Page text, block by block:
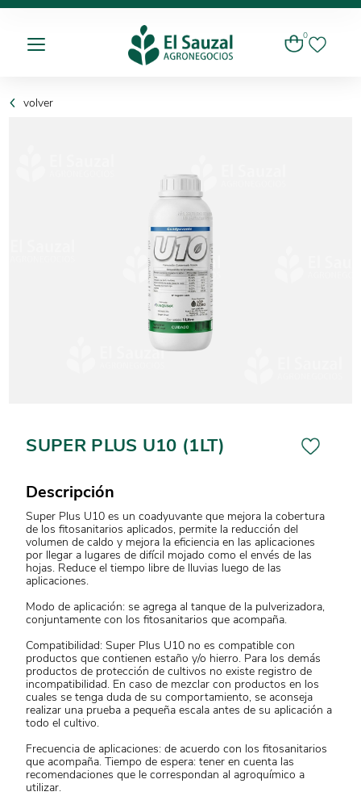
0
volver
SUPER PLUS U10 (1LT)
Descripción
Super Plus U10 es un coadyuvante que mejora la cobertura
de los fitosanitarios aplicados, permite la reducción del
volumen de caldo y mejora la eficiencia en las aplicaciones
por llegar a lugares de difícil mojado como el envés de las
hojas. Reduce el tiempo libre de lluvias luego de las
aplicaciones.
Modo de aplicación: se agrega al tanque de la pulverizadora,
conjuntamente con los fitosanitarios que acompaña.
Compatibilidad: Super Plus U10 no es compatible con
productos que contienen estaño y/o hierro. Para los demás
productos de protección de cultivos no existe registro de
incompatibilidad. En caso de mezclar con productos en los
cuales se tenga duda de su comportamiento, se aconseja
realizar una prueba a pequeña escala antes de su aplicación a
todo el cultivo.
Frecuencia de aplicaciones: de acuerdo con los fitosanitarios
que acompaña. Tiempo de espera: tener en cuenta las
recomendaciones que le correspondan al agroquímico a
utilizar.